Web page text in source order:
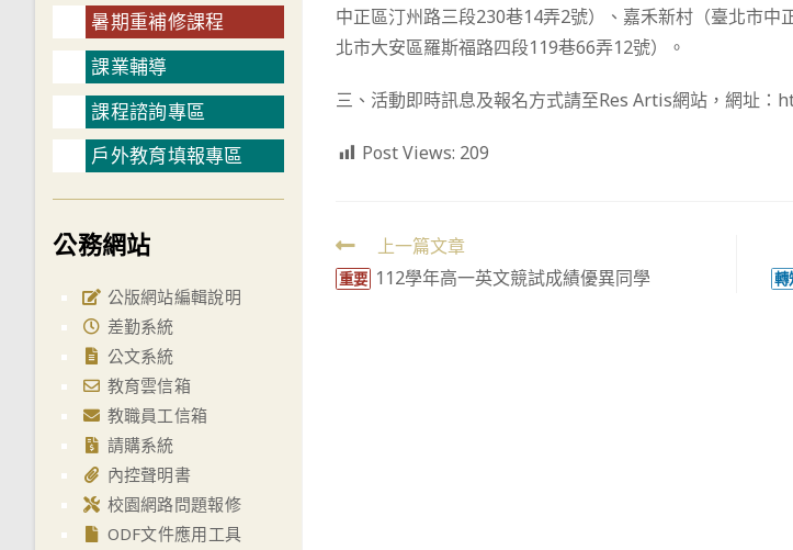
中正區汀州路三段230巷14弄2號）、嘉禾新村（臺北市
北市大安區羅斯福路四段119巷66弄12號）。
三、活動即時訊息及報名方式請至Res Artis網站，網址
Post Views: 209
Read
more
上一篇文章
重要 112學年高一英文競試成績優異同學 轉
暑期重補修課程
課業輔導
課程諮詢專區
戶外教育填報專區
公務網站
公版網站編輯說明
差勤系統
公文系統
教育雲信箱
教職員工信箱
請購系統
內控聲明書
校園網路問題報修
ODF文件應用工具